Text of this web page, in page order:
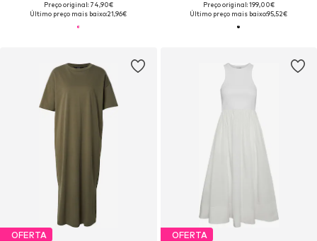
Preço original: 74,90€
Último preço mais baixo:21,96€
Preço original: 199,00€
Último preço mais baixo:95,52€
OFERTA OFERTA